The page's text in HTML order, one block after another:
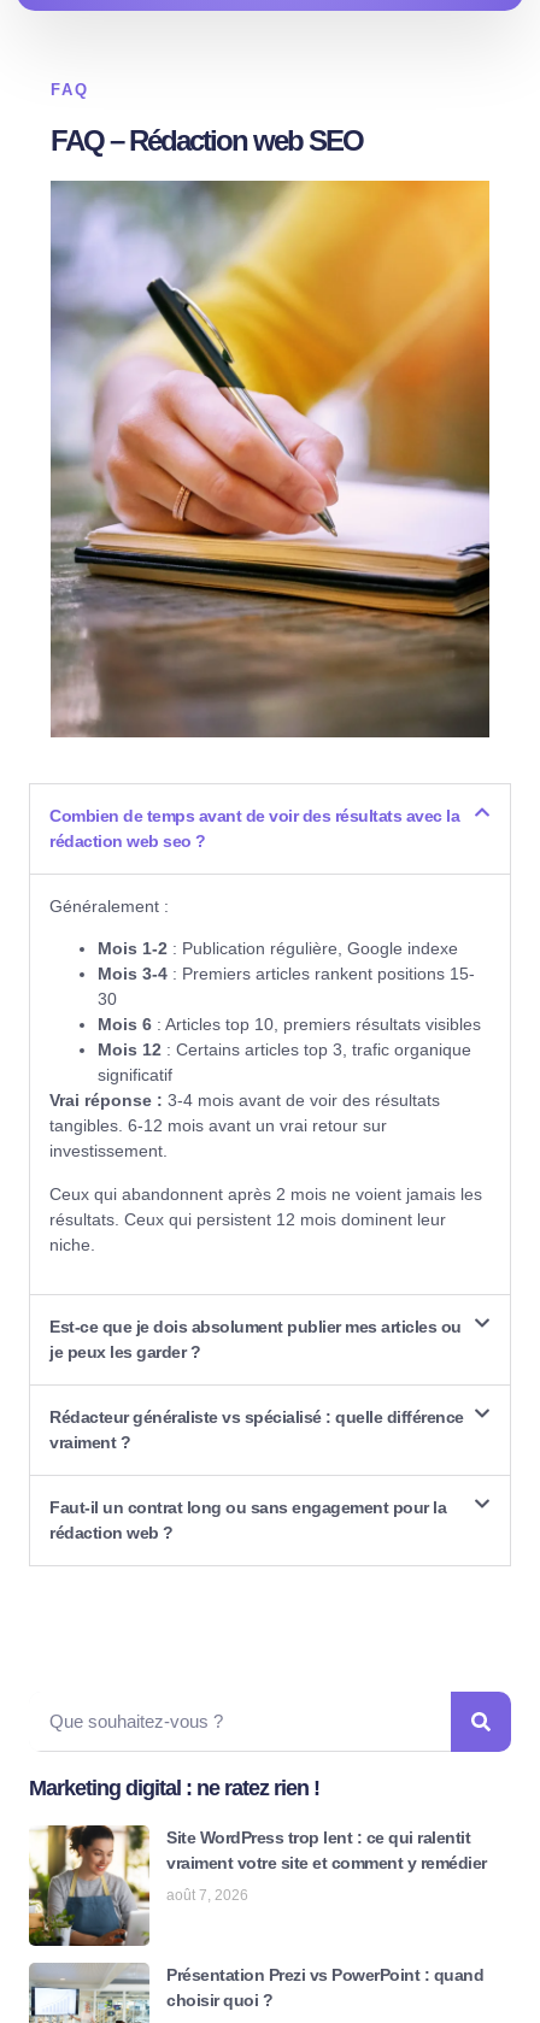
FAQ
FAQ – Rédaction web SEO
Combien de temps avant de voir des résultats avec la
rédaction web seo ?
Généralement :
Mois 1-2 : Publication régulière, Google indexe
Mois 3-4 : Premiers articles rankent positions 15-
30
Mois 6 : Articles top 10, premiers résultats visibles
Mois 12 : Certains articles top 3, trafic organique
significatif
Vrai réponse : 3-4 mois avant de voir des résultats
tangibles. 6-12 mois avant un vrai retour sur
investissement.
Ceux qui abandonnent après 2 mois ne voient jamais les
résultats. Ceux qui persistent 12 mois dominent leur
niche.
Est-ce que je dois absolument publier mes articles ou
je peux les garder ?
Rédacteur généraliste vs spécialisé : quelle différence
vraiment ?
Faut-il un contrat long ou sans engagement pour la
rédaction web ?
Marketing digital : ne ratez rien !
Site WordPress trop lent : ce qui ralentit
vraiment votre site et comment y remédier
août 7, 2026
Présentation Prezi vs PowerPoint : quand
choisir quoi ?